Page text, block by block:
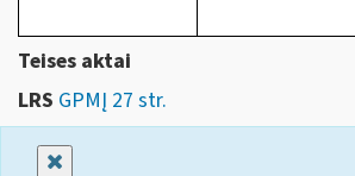
Teises aktai
LRS GPMĮ 27 str.